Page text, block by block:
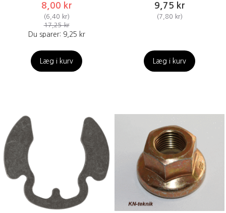
8,00 kr
(6,40 kr)
17,25 kr
Du sparer: 9,25 kr
Læg i kurv
9,75 kr
(7,80 kr)
Læg i kurv